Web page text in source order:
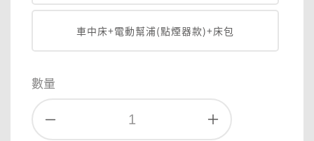
車中床+電動幫浦(點煙器款)+床包
數量